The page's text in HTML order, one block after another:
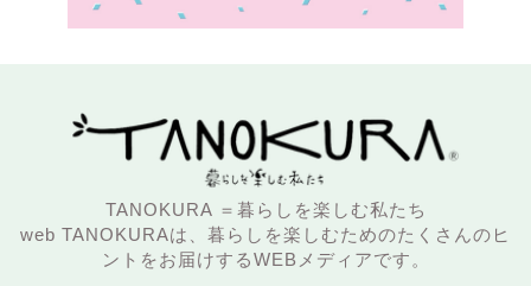
TANOKURA ＝暮らしを楽しむ私たち
web TANOKURAは、暮らしを楽しむためのたくさんのヒ
ントをお届けするWEBメディアです。